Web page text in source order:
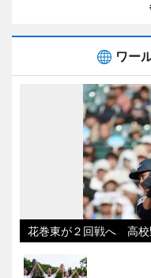
ワー
花巻東が２回戦へ 高校